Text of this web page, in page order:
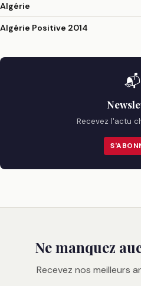
Algérie
Algérie Positive 2014
📬
Recevez l'actu
Ne manquez
Recevez nos meilleurs